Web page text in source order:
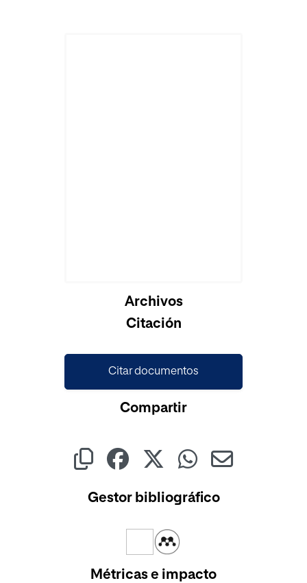
Archivos
Citación
Citar documentos
Compartir
Gestor bibliográfico
Métricas e impacto